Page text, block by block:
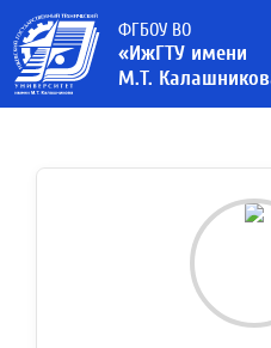
ФГБОУ ВО
«ИжГТУ имени
М.Т.